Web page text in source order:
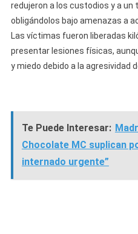
redujeron a los custodios y a un
obligándolos bajo amenazas a
Las víctimas fueron liberadas
presentar lesiones físicas,
y miedo debido a la agresividad
Te Puede Interesar:
Chocolate MC suplican
internado urgente”